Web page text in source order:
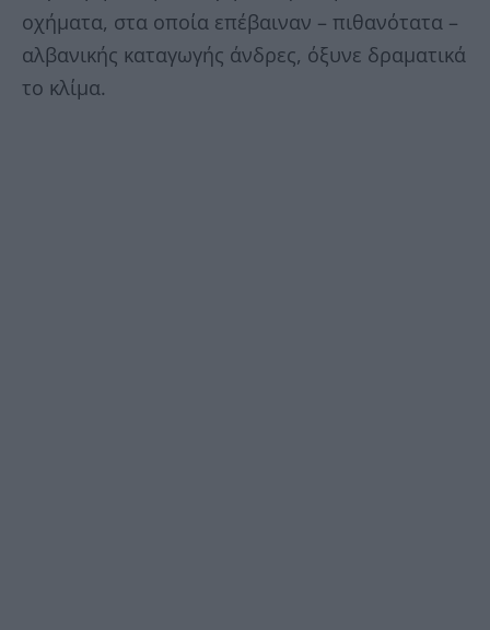
οχήματα, στα οποία επέβαιναν – πιθανότατα –
αλβανικής καταγωγής άνδρες, όξυνε δραματικά
το κλίμα.